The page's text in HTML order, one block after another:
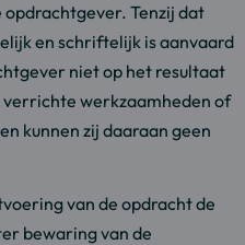
Tenzij dat
en schriftelijk is aanvaard
niet op het resultaat
werkzaamheden of
kunnen zij daaraan geen
van de opdracht de
bewaring van de